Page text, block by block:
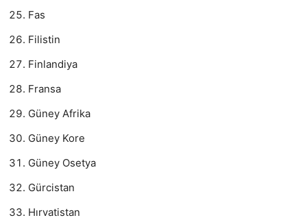
Fas
Filistin
Finlandiya
Fransa
Güney Afrika
Güney Kore
Güney Osetya
Gürcistan
Hırvatistan